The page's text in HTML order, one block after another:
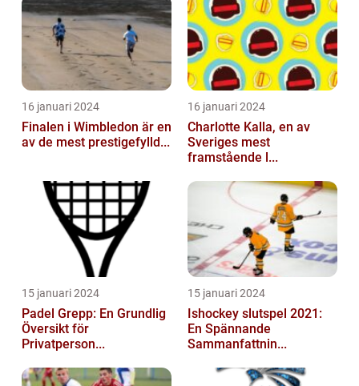
16 januari 2024
Finalen i Wimbledon är en
av de mest prestigefylld...
16 januari 2024
Charlotte Kalla, en av
Sveriges mest
framstående l...
15 januari 2024
Padel Grepp: En Grundlig
Översikt för
Privatperson...
15 januari 2024
Ishockey slutspel 2021:
En Spännande
Sammanfattnin...